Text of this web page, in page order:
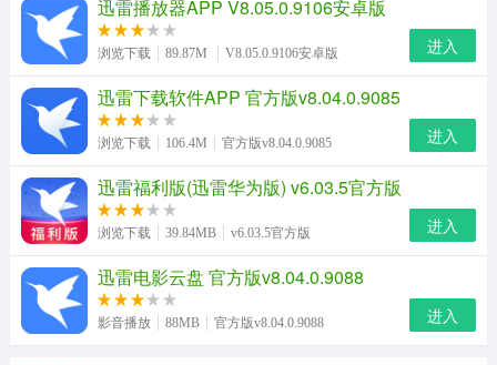
迅雷播放器APP V8.05.0.9106安卓版
浏览下载 89.87M V8.05.0.9106安卓版 进入
迅雷下载软件APP 官方版v8.04.0.9085
浏览下载 106.4M 官方版v8.04.0.9085 进入
迅雷福利版(迅雷华为版) v6.03.5官方版
浏览下载 39.84MB v6.03.5官方版 进入
迅雷电影云盘 官方版v8.04.0.9088
影音播放 88MB 官方版v8.04.0.9088 进入